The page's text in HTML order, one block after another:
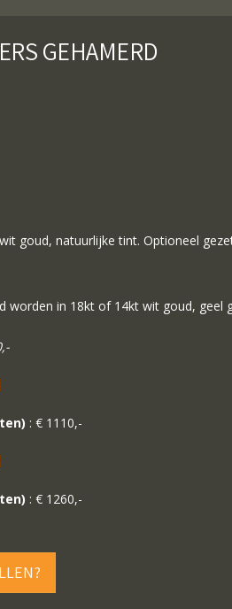
GEHAMERD
goud, natuurlijke tint. Optioneel
worden in 18kt of 14kt wit goud, geel
: € 1110,-
: € 1260,-